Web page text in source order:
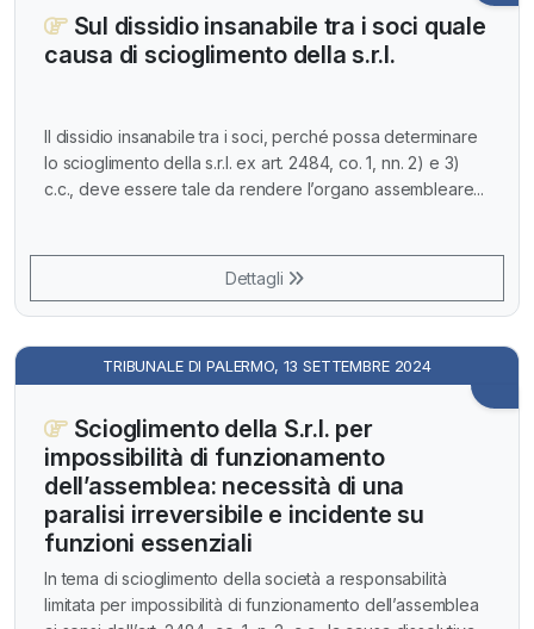
Sul dissidio insanabile tra i soci quale
causa di scioglimento della s.r.l.
Il dissidio insanabile tra i soci, perché possa determinare
lo scioglimento della s.r.l. ex art. 2484, co. 1, nn. 2) e 3)
c.c., deve essere tale da rendere l’organo assembleare...
Dettagli
TRIBUNALE DI PALERMO, 13 SETTEMBRE 2024
Scioglimento della S.r.l. per
impossibilità di funzionamento
dell’assemblea: necessità di una
paralisi irreversibile e incidente su
funzioni essenziali
In tema di scioglimento della società a responsabilità
limitata per impossibilità di funzionamento dell’assemblea